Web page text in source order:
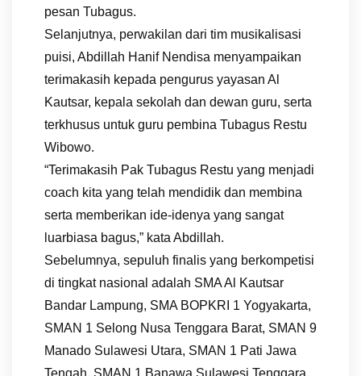
pesan Tubagus.
Selanjutnya, perwakilan dari tim musikalisasi
puisi, Abdillah Hanif Nendisa menyampaikan
terimakasih kepada pengurus yayasan Al
Kautsar, kepala sekolah dan dewan guru, serta
terkhusus untuk guru pembina Tubagus Restu
Wibowo.
“Terimakasih Pak Tubagus Restu yang menjadi
coach kita yang telah mendidik dan membina
serta memberikan ide-idenya yang sangat
luarbiasa bagus,” kata Abdillah.
Sebelumnya, sepuluh finalis yang berkompetisi
di tingkat nasional adalah SMA Al Kautsar
Bandar Lampung, SMA BOPKRI 1 Yogyakarta,
SMAN 1 Selong Nusa Tenggara Barat, SMAN 9
Manado Sulawesi Utara, SMAN 1 Pati Jawa